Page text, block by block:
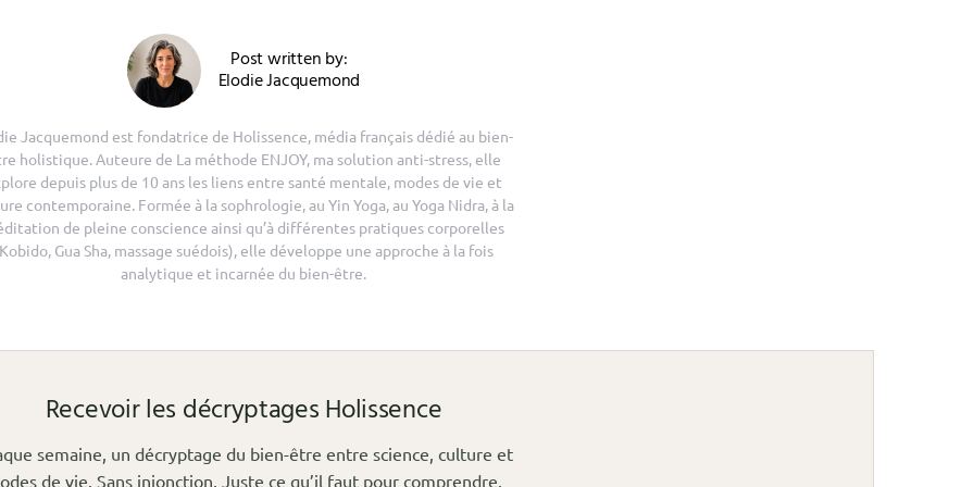
Post written by:
Elodie Jacquemond
Jacquemond est fondatrice de Holissence, média français dédié au bien-
holistique. Auteure de La méthode ENJOY, ma solution anti-stress, elle
depuis plus de 10 ans les liens entre santé mentale, modes de vie et
contemporaine. Formée à la sophrologie, au Yin Yoga, au Yoga Nidra, à la
de pleine conscience ainsi qu’à différentes pratiques corporelles
Gua Sha, massage suédois), elle développe une approche à la fois
analytique et incarnée du bien-être.
Recevoir les décryptages Holissence
semaine, un décryptage du bien-être entre science, culture et
de vie. Sans injonction. Juste ce qu’il faut pour comprendre.